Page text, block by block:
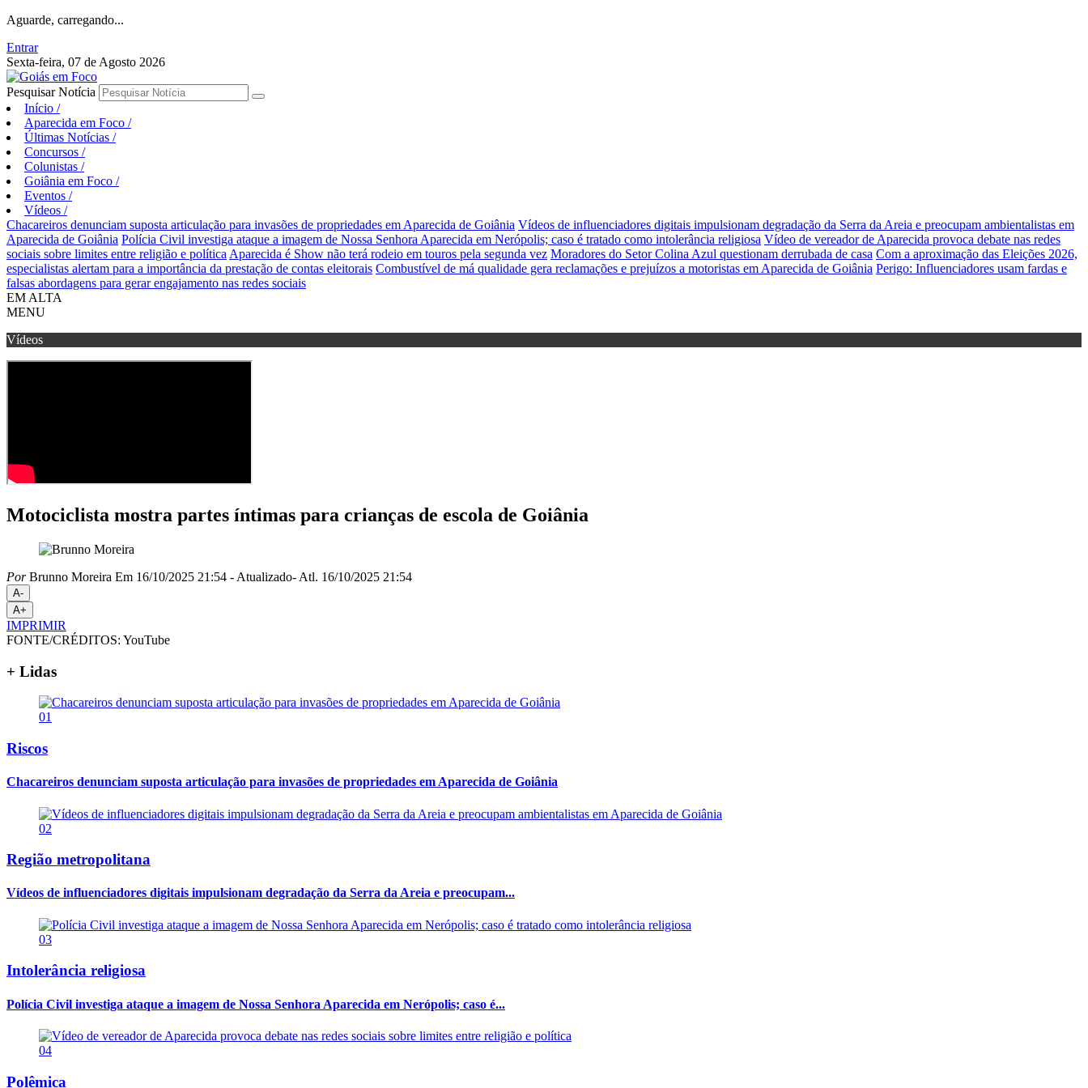
Aguarde, carregando...
Entrar
Sexta-feira, 07 de Agosto 2026
Pesquisar Notícia
Início /
Aparecida em Foco /
Últimas Notícias /
Concursos /
Colunistas /
Goiânia em Foco /
Eventos /
Vídeos /
Chacareiros denunciam suposta articulação para invasões de propriedades em Aparecida de Goiânia Vídeos de influenciadores digitais impulsionam degradação da Serra da Areia e preocupam ambientalistas em
Aparecida de Goiânia Polícia Civil investiga ataque a imagem de Nossa Senhora Aparecida em Nerópolis; caso é tratado como intolerância religiosa Vídeo de vereador de Aparecida provoca debate nas redes
sociais sobre limites entre religião e política Aparecida é Show não terá rodeio em touros pela segunda vez Moradores do Setor Colina Azul questionam derrubada de casa Com a aproximação das Eleições 2026,
especialistas alertam para a importância da prestação de contas eleitorais Combustível de má qualidade gera reclamações e prejuízos a motoristas em Aparecida de Goiânia Perigo: Influenciadores usam fardas e
falsas abordagens para gerar engajamento nas redes sociais
EM ALTA
MENU
Vídeos
Motociclista mostra partes íntimas para crianças de escola de Goiânia
PorBrunno Moreira Em 16/10/2025 21:54 - Atualizado- Atl. 16/10/2025 21:54
A-
A+
IMPRIMIR
FONTE/CRÉDITOS: YouTube
+ Lidas
01
Riscos
Chacareiros denunciam suposta articulação para invasões de propriedades em Aparecida de Goiânia
02
Região metropolitana
Vídeos de influenciadores digitais impulsionam degradação da Serra da Areia e preocupam...
03
Intolerância religiosa
Polícia Civil investiga ataque a imagem de Nossa Senhora Aparecida em Nerópolis; caso é...
04
Polêmica